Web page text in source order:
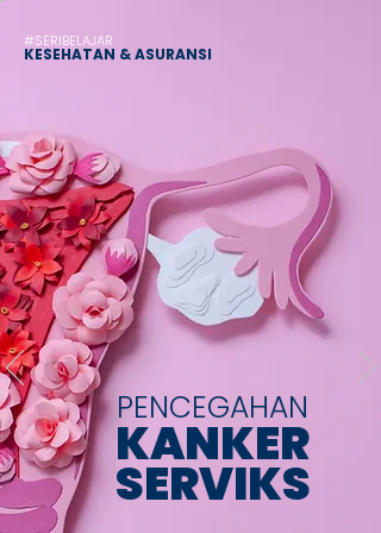
#SERIBELAJAR
KESEHATAN & ASURANSI
PENCEGAHAN
KANKER
SERVIKS